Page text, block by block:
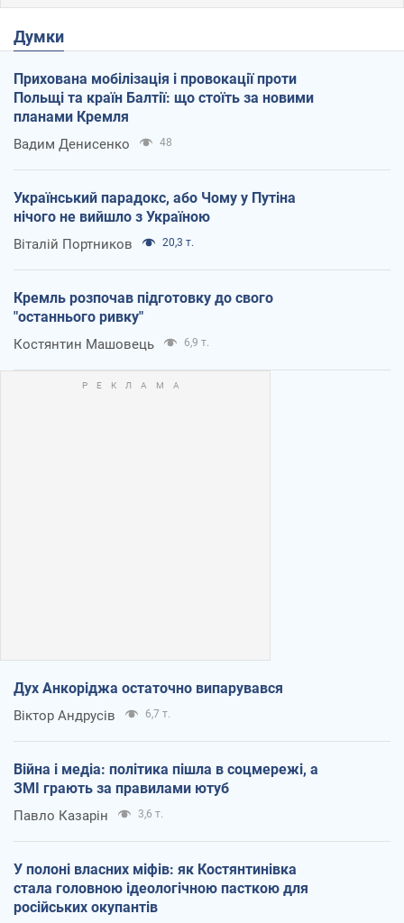
Думки
Прихована мобілізація і провокації проти
Польщі та країн Балтії: що стоїть за новими
планами Кремля
Вадим Денисенко 48
Український парадокс, або Чому у Путіна
нічого не вийшло з Україною
Віталій Портников 20,3 т.
Кремль розпочав підготовку до свого
"останнього ривку"
Костянтин Машовець 6,9 т.
Дух Анкоріджа остаточно випарувався
Віктор Андрусів 6,7 т.
Війна і медіа: політика пішла в соцмережі, а
ЗМІ грають за правилами ютуб
Павло Казарін 3,6 т.
У полоні власних міфів: як Костянтинівка
стала головною ідеологічною пасткою для
російських окупантів